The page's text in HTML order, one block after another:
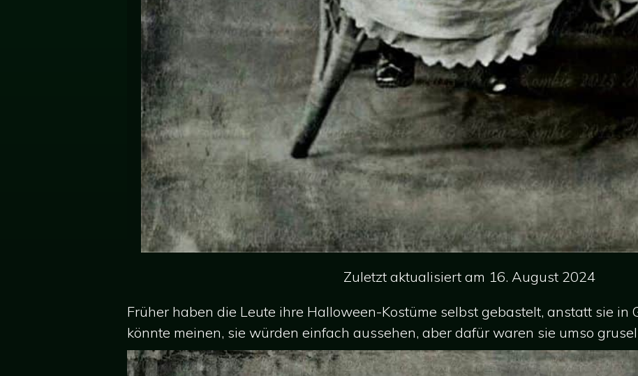
Zuletzt aktualisiert am 16. August 2024
Früher haben die Leute ihre Halloween-Kostüme selbst gebastelt, anstatt sie in
könnte meinen, sie würden einfach aussehen, aber dafür waren sie umso